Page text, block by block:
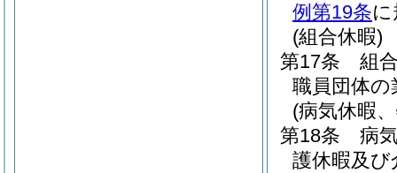
例第19条
(組合休暇)
第17条
組
職員団体
(病気休暇
第18条
病
護休暇及